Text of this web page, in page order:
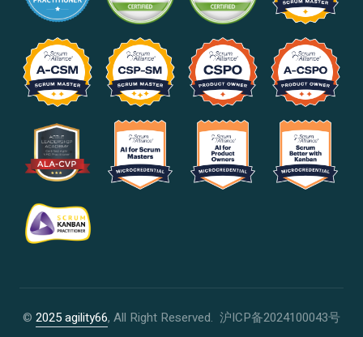
© 2025 agility66, All Right Reserved. 沪ICP备2024100043号